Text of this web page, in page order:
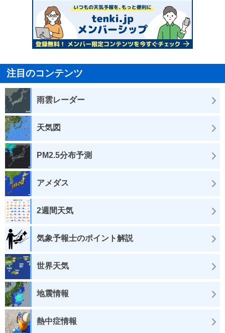
注目のコンテンツ
雨雲レーダー
天気図
PM2.5分布予測
アメダス
2週間天気
気象予報士のポイント解説
世界天気
地震情報
熱中症情報